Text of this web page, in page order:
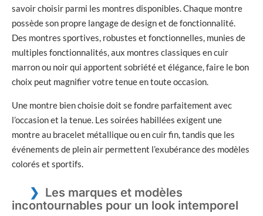
savoir choisir parmi les montres disponibles. Chaque montre
possède son propre langage de design et de fonctionnalité.
Des montres sportives, robustes et fonctionnelles, munies de
multiples fonctionnalités, aux montres classiques en cuir
marron ou noir qui apportent sobriété et élégance, faire le bon
choix peut magnifier votre tenue en toute occasion.
Une montre bien choisie doit se fondre parfaitement avec
l’occasion et la tenue. Les soirées habillées exigent une
montre au bracelet métallique ou en cuir fin, tandis que les
événements de plein air permettent l’exubérance des modèles
colorés et sportifs.
Les marques et modèles
incontournables pour un look intemporel